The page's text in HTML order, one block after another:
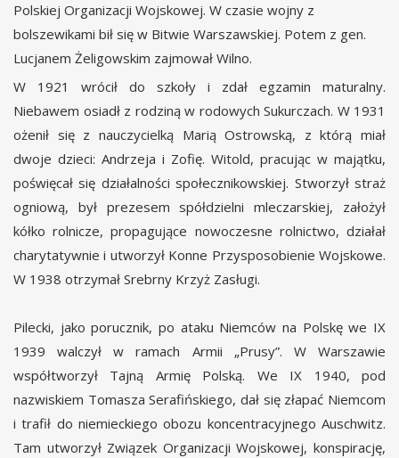
Polskiej Organizacji Wojskowej. W czasie wojny z
bolszewikami bił się w Bitwie Warszawskiej. Potem z gen.
Lucjanem Żeligowskim zajmował Wilno.
W 1921 wrócił do szkoły i zdał egzamin maturalny.
Niebawem osiadł z rodziną w rodowych Sukurczach. W 1931
ożenił się z nauczycielką Marią Ostrowską, z którą miał
dwoje dzieci: Andrzeja i Zofię. Witold, pracując w majątku,
poświęcał się działalności społecznikowskiej. Stworzył straż
ogniową, był prezesem spółdzielni mleczarskiej, założył
kółko rolnicze, propagujące nowoczesne rolnictwo, działał
charytatywnie i utworzył Konne Przysposobienie Wojskowe.
W 1938 otrzymał Srebrny Krzyż Zasługi.
Pilecki, jako porucznik, po ataku Niemców na Polskę we IX
1939 walczył w ramach Armii „Prusy”. W Warszawie
współtworzył Tajną Armię Polską. We IX 1940, pod
nazwiskiem Tomasza Serafińskiego, dał się złapać Niemcom
i trafił do niemieckiego obozu koncentracyjnego Auschwitz.
Tam utworzył Związek Organizacji Wojskowej, konspirację,